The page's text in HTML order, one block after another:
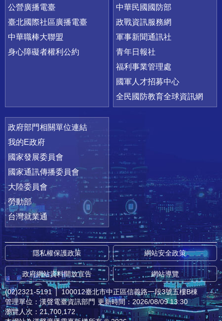
公營廣播電臺
臺北國際社區廣播電臺
中華職棒大聯盟
身心障礙者權利公約
中華民國國防部
政戰資訊服務網
軍事新聞通訊社
青年日報社
福利事業管理處
國軍人才招募中心
全民國防教育全球資訊網
政府部門相關單位連結
我的E政府
國家發展委員會
國家通訊傳播委員會
大陸委員會
勞動部
台灣就業通
隱私權保護政策 網站安全政策
政府網站資料開放宣告 網站導覽
(02)2321-5191 │ 100012臺北市中正區信義路一段3號五樓B棟
管理單位：漢聲電臺資訊部門 更新時間：2026/08/09 13:30
瀏覽人次：21,700,172